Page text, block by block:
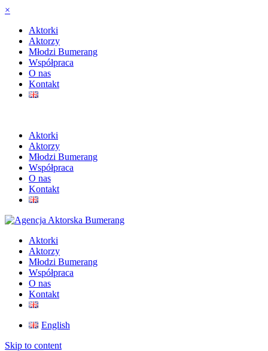
×
Aktorki
Aktorzy
Młodzi Bumerang
Współpraca
O nas
Kontakt
Aktorki
Aktorzy
Młodzi Bumerang
Współpraca
O nas
Kontakt
Aktorki
Aktorzy
Młodzi Bumerang
Współpraca
O nas
Kontakt
English
Skip to content